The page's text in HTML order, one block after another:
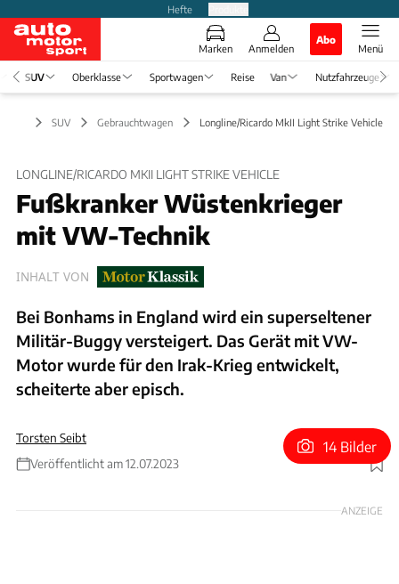
Hefte
Marken Anmelden
Abo
Menü
SUV Oberklasse Sportwagen Reise Van Nutzfahrzeuge
SUV Gebrauchtwagen Longline/Ricardo MkII Light Strike Vehicle
LONGLINE/RICARDO MKII LIGHT STRIKE VEHICLE
Fußkranker Wüstenkrieger
mit VW-Technik
INHALT VON
Bei Bonhams in England wird ein superseltener
Militär-Buggy versteigert. Das Gerät mit VW-
Motor wurde für den Irak-Krieg entwickelt,
scheiterte aber episch.
Torsten Seibt
Veröffentlicht am 12.07.2023
Foto: bonhams.com
14 Bilder
ANZEIGE